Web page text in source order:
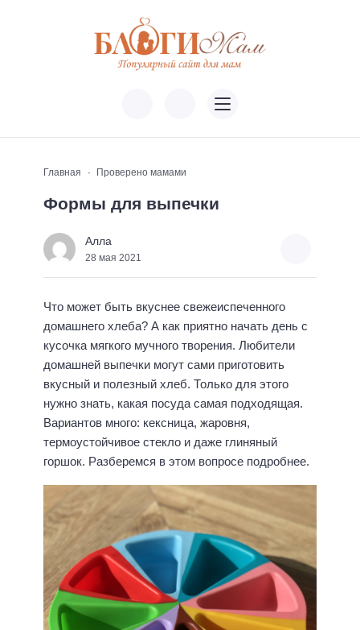
Главная Проверено мамами
Формы для выпечки
Алла
28 мая 2021
Что может быть вкуснее свежеиспеченного
домашнего хлеба? А как приятно начать день с
кусочка мягкого мучного творения. Любители
домашней выпечки могут сами приготовить
вкусный и полезный хлеб. Только для этого
нужно знать, какая посуда самая подходящая.
Вариантов много: кексница, жаровня,
термоустойчивое стекло и даже глиняный
горшок. Разберемся в этом вопросе подробнее.